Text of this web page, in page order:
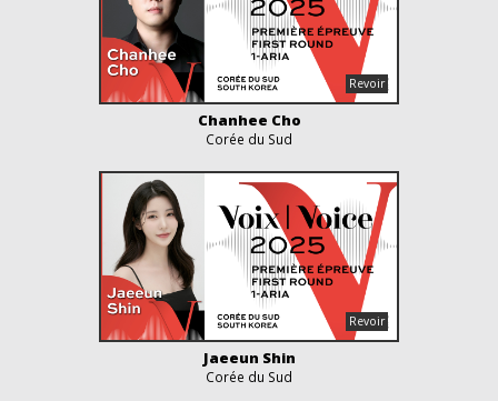
Chanhee Cho
Corée du Sud
Jaeeun Shin
Corée du Sud